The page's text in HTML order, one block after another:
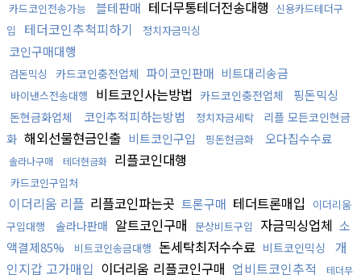
카드코인전송가능 블테판매 테더무통테더전송대행 신용카드테더구
입
테더코인추척피하기 정치자금믹싱
코인구매대행
검돈믹싱 카드코인충전업체 파이코인판매 비트대리송금
바이낸스전송대행 비트코인사는방법 카드코인충전업체 핑돈믹싱
돈현금화업체 코인추적피하는방법 정치자금세탁
리플 모든코인현금
화 해외선물현금인출 비트코인구입 핑돈현금화 오다집수수료
솔라나구매 테더현금화 리플코인대행
카드코인구입처
이더리움 리플 리플코인파는곳 트론구매 테더트론매입
이더리움
구입대행
솔라나판매 알트코인구매 문상비트구입 자금믹싱업체 소
액결제85%
비트코인송금대행 돈세탁최저수수료 비트코인믹싱
개
인지갑 고가매입 이더리움 리플코인구매 업비트코인추적
테더무